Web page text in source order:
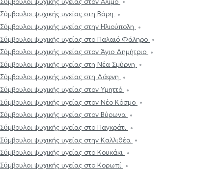
Σύμβουλοι ψυχικής υγείας στη Βάρη
Σύμβουλοι ψυχικής υγείας στην Ηλιούπολη
Σύμβουλοι ψυχικής υγείας στο Παλαιό Φάληρο
Σύμβουλοι ψυχικής υγείας στον Άγιο Δημήτριο
Σύμβουλοι ψυχικής υγείας στη Νέα Σμύρνη
Σύμβουλοι ψυχικής υγείας στη Δάφνη
Σύμβουλοι ψυχικής υγείας στον Υμηττό
Σύμβουλοι ψυχικής υγείας στον Νέο Κόσμο
Σύμβουλοι ψυχικής υγείας στον Βύρωνα
Σύμβουλοι ψυχικής υγείας στο Παγκράτι
Σύμβουλοι ψυχικής υγείας στην Καλλιθέα
Σύμβουλοι ψυχικής υγείας στο Κουκάκι
Σύμβουλοι ψυχικής υγείας στο Κορωπί